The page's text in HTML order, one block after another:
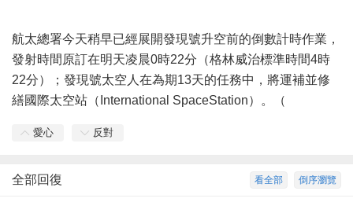
航太總署今天稍早已經展開發現號升空前的倒數計時作業，
發射時間原訂在明天凌晨0時22分（格林威治標準時間4時
22分）；發現號太空人在為期13天的任務中，將運補並修
繕國際太空站（International SpaceStation）。（
愛心 反對
倒序瀏覽
看全部
全部回復